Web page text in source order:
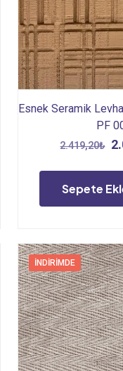
Esnek Seramik
PF
2.419,20₺
Sepete
İNDIRIMDE